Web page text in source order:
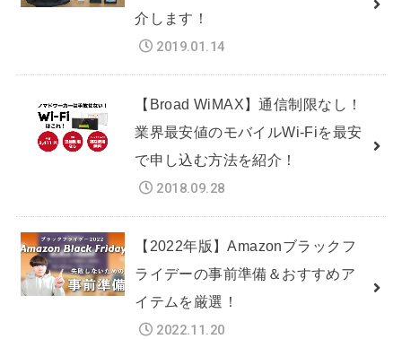
介します！
2019.01.14
【Broad WiMAX】通信制限なし！
業界最安値のモバイルWi-Fiを最安
で申し込む方法を紹介！
2018.09.28
【2022年版】Amazonブラックフ
ライデーの事前準備＆おすすめア
イテムを厳選！
2022.11.20